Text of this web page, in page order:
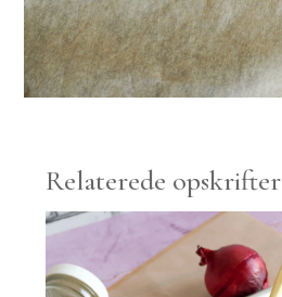
Relaterede opskrifter